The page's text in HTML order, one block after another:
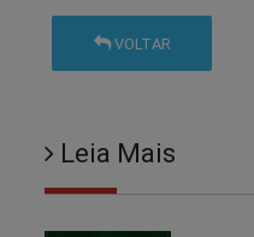
VOLTAR
Leia Mais